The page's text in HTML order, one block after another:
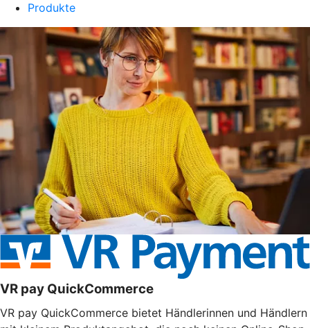
Produkte
VR pay QuickCommerce
VR pay QuickCommerce bietet Händlerinnen und Händlern